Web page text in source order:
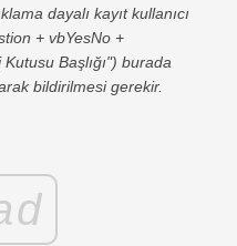
dayalı kayıt kullanıcı
+ vbYesNo +
Başlığı") burada
bildirilmesi gerekir.